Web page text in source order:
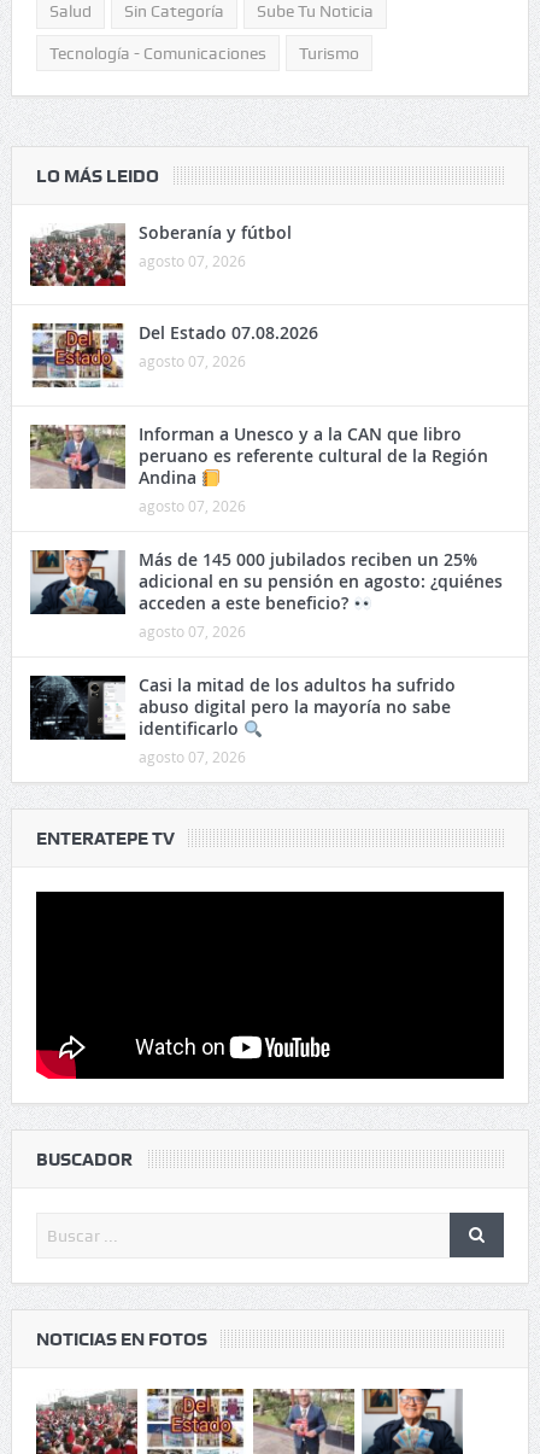
Salud Sin Categoría Sube Tu Noticia
Tecnología - Comunicaciones Turismo
LO MÁS LEIDO
Soberanía y fútbol
agosto 07, 2026
Del Estado 07.08.2026
agosto 07, 2026
Informan a Unesco y a la CAN que libro
peruano es referente cultural de la Región
Andina
agosto 07, 2026
Más de 145 000 jubilados reciben un 25%
adicional en su pensión en agosto: ¿quiénes
acceden a este beneficio?
agosto 07, 2026
Casi la mitad de los adultos ha sufrido
abuso digital pero la mayoría no sabe
identificarlo
agosto 07, 2026
ENTERATEPE TV
BUSCADOR
NOTICIAS EN FOTOS